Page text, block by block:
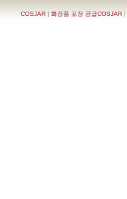
COSJAR | 화장품 포장 공급COSJAR |